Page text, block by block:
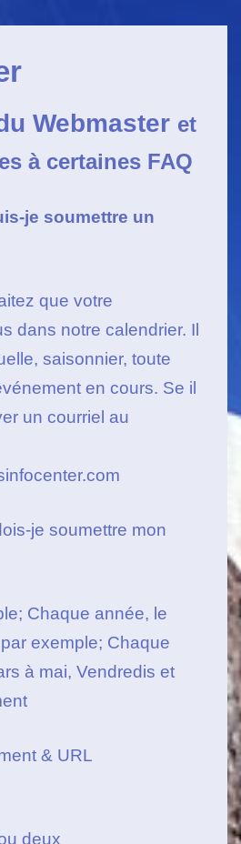
Webmaster et
à certaines FAQ
je soumettre un
que votre
dans notre calendrier. Il
saisonnier, toute
en cours. Se il
un courriel au
je soumettre mon
Chaque année, le
exemple; Chaque
à mai, Vendredis et
& URL
deux